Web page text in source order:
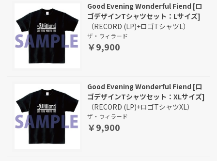
Good Evening Wonderful Fiend [ロ
ゴデザインTシャツセット：Lサイズ]
（RECORD (LP)+ロゴTシャツL）
ザ・ウィラード
￥9,900
Good Evening Wonderful Fiend [ロ
ゴデザインTシャツセット：XLサイズ]
（RECORD (LP)+ロゴTシャツXL）
ザ・ウィラード
￥9,900